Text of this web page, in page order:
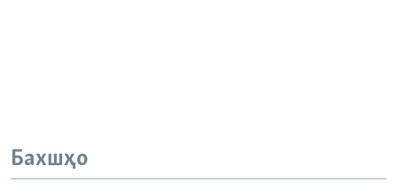
Бахшҳо